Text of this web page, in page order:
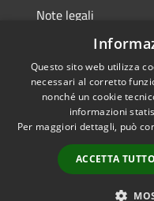
Note legali
Dichiarazione di
RSS
Accessibilità
Questo sito web utilizza
necessari al corretto
nonché un cookie
informazioni
Per maggiori dettagli, può
ACCETTA TUTTO